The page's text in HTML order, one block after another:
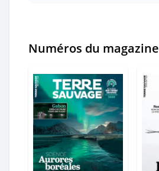
Numéros du magazine